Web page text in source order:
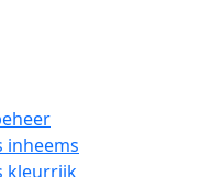
inheems
kleurrijk